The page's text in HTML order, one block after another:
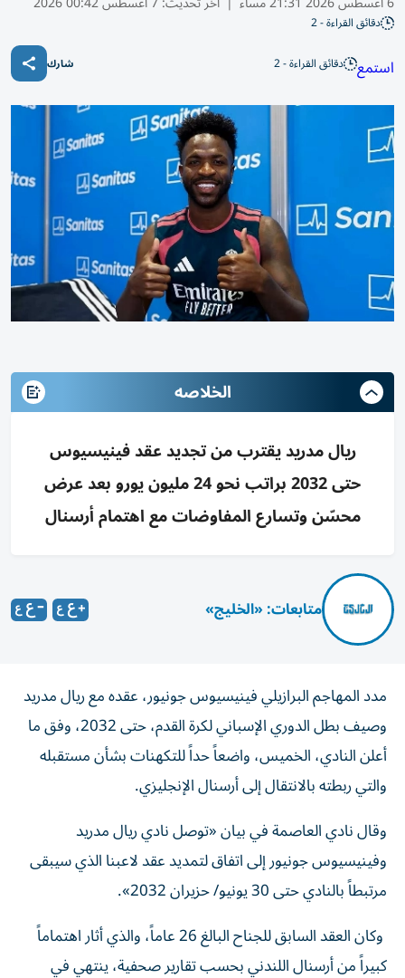
دقائق القراءة - 2
استمع دقائق القراءة - 2 شارك
الخلاصه
ريال مدريد يقترب من تجديد عقد فينيسيوس
حتى 2032 براتب نحو 24 مليون يورو بعد عرض
محسّن وتسارع المفاوضات مع اهتمام أرسنال
متابعات: «الخليج»
مدد المهاجم البرازيلي فينيسيوس جونيور، عقده مع ريال مدريد
وصيف بطل الدوري الإسباني لكرة القدم، حتى 2032، وفق ما
أعلن النادي، الخميس، واضعاً حداً للتكهنات بشأن مستقبله
والتي ربطته بالانتقال إلى أرسنال الإنجليزي.
وقال نادي العاصمة في بيان «توصل نادي ريال مدريد
وفينيسيوس جونيور إلى اتفاق لتمديد عقد لاعبنا الذي سيبقى
مرتبطاً بالنادي حتى 30 يونيو/ حزيران 2032».
وكان العقد السابق للجناح البالغ 26 عاماً، والذي أثار اهتماماً
كبيراً من أرسنال اللندني بحسب تقارير صحفية، ينتهي في